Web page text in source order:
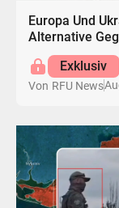
Europa Und
Alternative
Exklusiv
Von RFU News